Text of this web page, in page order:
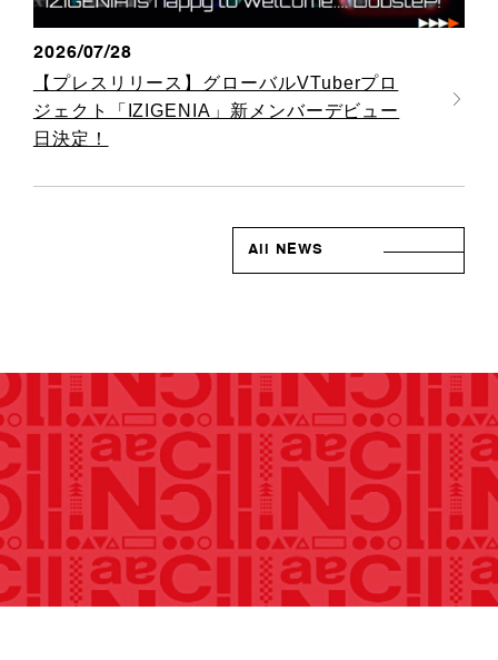
2026/07/28
【プレスリリース】グローバルVTuberプロ
ジェクト「IZIGENIA」新メンバーデビュー
日決定！
All NEWS